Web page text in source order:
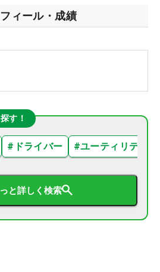
ィール・成績
す！
# ドライバー #ユーティリティ
と詳しく検索